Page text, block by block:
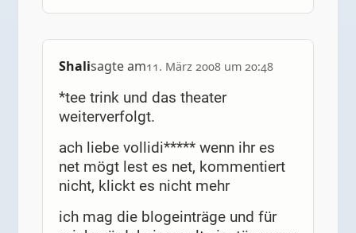
Shalisagte am11. März 2008 um 20:48
*tee trink und das theater
weiterverfolgt.
ach liebe vollidi***** wenn ihr es
net mögt lest es net, kommentiert
nicht, klickt es nicht mehr
ich mag die blogeinträge und für